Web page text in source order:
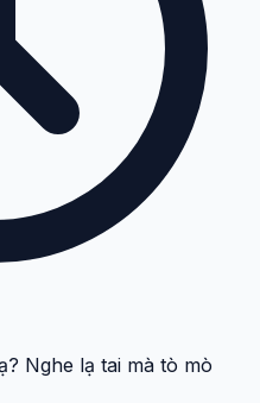
Nghe lạ tai mà tò mò